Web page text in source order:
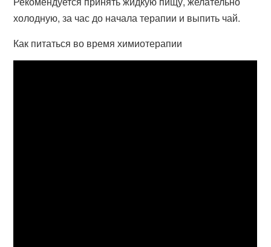
холодную, за час до начала терапии и выпить чай.
Как питаться во время химиотерапии